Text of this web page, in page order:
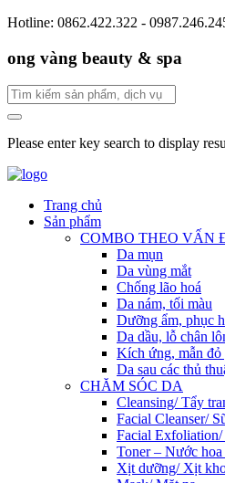
Hotline: 0862.422.322 -
ong vàng beauty & spa
Please enter key search to display
Trang chủ
Sản phẩm
COMBO THEO VẤN
Da mụn
Da vùng mắt
Chống lão hoá
Da nám, tối màu
Dưỡng ẩm, phục
Da dầu, lỗ chân
Kích ứng, mẫn đỏ
Da sau các thủ
CHĂM SÓC DA
Cleansing/ Tẩy
Facial Cleanser/
Facial Exfoliation/
Toner – Nước
Xịt dưỡng/ Xịt